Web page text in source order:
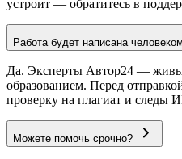
устроит — обратитесь в
Работа будет написана
Да. Эксперты Автор24 —
образованием. Перед
проверку на плагиат и следы
Можете помочь срочно?